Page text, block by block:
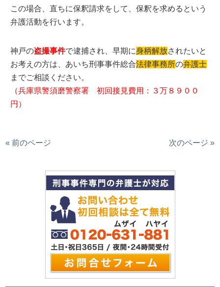
この場合、直ちに保釈請求をして、保釈を求めるという
弁護活動を行います。
神戸の盗撮事件で逮捕され、早期に身柄解放されたいと
お考えの方は、あいち刑事事件総合法律事務所の弁護士
までご相談ください。
（兵庫県警須磨警察署 初回接見費用：３万８９００
円）
« 前のページ 次のページ »